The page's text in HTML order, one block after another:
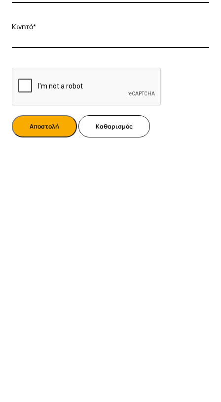
Κινητό*